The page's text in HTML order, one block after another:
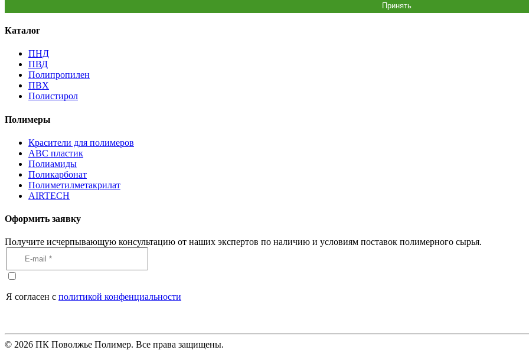
Принять
Каталог
ПНД
ПВД
Полипропилен
ПВХ
Полистирол
Полимеры
Красители для полимеров
АВС пластик
Полиамиды
Поликарбонат
Полиметилметакрилат
AIRTECH
Оформить заявку
Получите исчерпывающую консультацию от наших экспертов по наличию и условиям поставок полимерного сырья.
Я согласен с политикой конфенциальности
© 2026 ПК Поволжье Полимер. Все права защищены.